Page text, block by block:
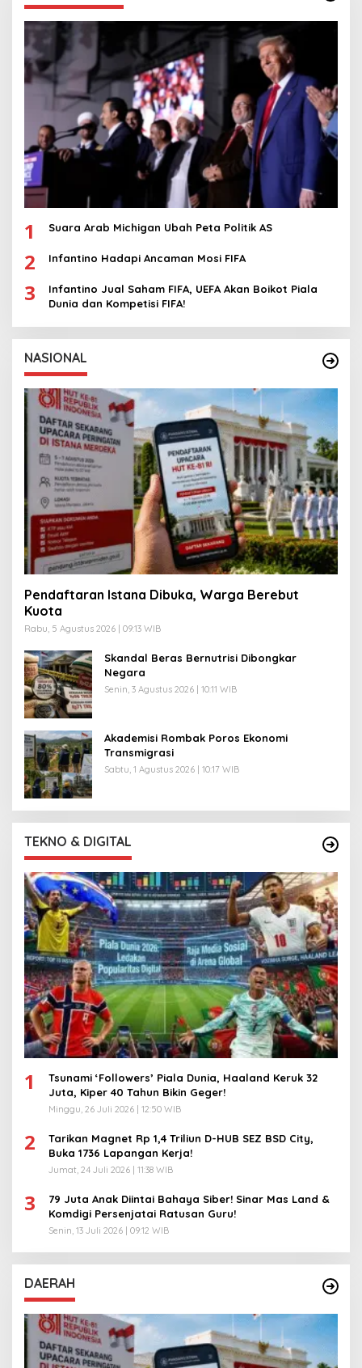
1 Suara Arab Michigan Ubah Peta Politik AS
2 Infantino Hadapi Ancaman Mosi FIFA
3
Infantino Jual Saham FIFA, UEFA Akan Boikot Piala
Dunia dan Kompetisi FIFA!
NASIONAL
Pendaftaran Istana Dibuka, Warga Berebut
Kuota
Rabu, 5 Agustus 2026 | 09:13 WIB
Skandal Beras Bernutrisi Dibongkar
Negara
Senin, 3 Agustus 2026 | 10:11 WIB
Akademisi Rombak Poros Ekonomi
Transmigrasi
Sabtu, 1 Agustus 2026 | 10:17 WIB
TEKNO & DIGITAL
1
Tsunami ‘Followers’ Piala Dunia, Haaland Keruk 32
Juta, Kiper 40 Tahun Bikin Geger!
Minggu, 26 Juli 2026 | 12:50 WIB
2
Tarikan Magnet Rp 1,4 Triliun D-HUB SEZ BSD City,
Buka 1736 Lapangan Kerja!
Jumat, 24 Juli 2026 | 11:38 WIB
3
79 Juta Anak Diintai Bahaya Siber! Sinar Mas Land &
Komdigi Persenjatai Ratusan Guru!
Senin, 13 Juli 2026 | 09:12 WIB
DAERAH